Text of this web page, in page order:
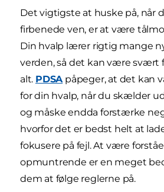
Det vigtigste at huske på, når
firbenede ven, er at være
Din hvalp lærer rigtig mange
verden, så det kan være svært
alt. PDSApåpeger, at det kan
for din hvalp, når du skælder
og måske endda forstærke
hvorfor det er bedst helt at
fokusere på fejl. At være
opmuntrende er en meget
dem at følge reglerne på.